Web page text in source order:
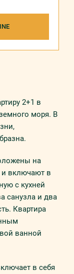
2+1 в
моря. В
нa
и включают в
с кухней
санузла и два
Квартира
ванной
в себя